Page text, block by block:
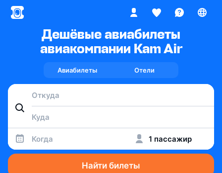
Дешёвые авиабилеты
авиакомпании Kam Air
Авиабилеты Отели
Когда 1 пассажир
Найти билеты